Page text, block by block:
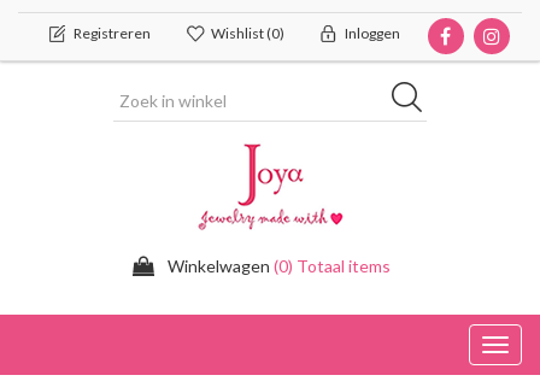
Registreren Wishlist(0) Inloggen
Winkelwagen (0) Totaal items